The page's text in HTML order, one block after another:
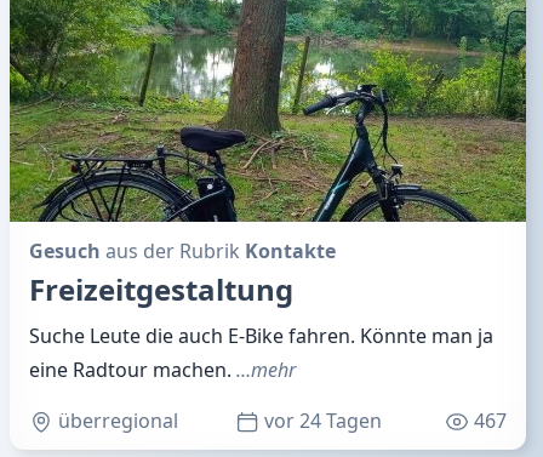
Gesuch aus der Rubrik Kontakte
Freizeitgestaltung
Suche Leute die auch E-Bike fahren. Könnte man ja
eine Radtour machen. …mehr
überregional
vor 24 Tagen 467